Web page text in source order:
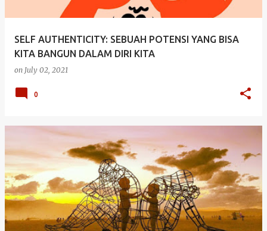
SELF AUTHENTICITY: SEBUAH POTENSI YANG BISA
KITA BANGUN DALAM DIRI KITA
on July 02, 2021
0